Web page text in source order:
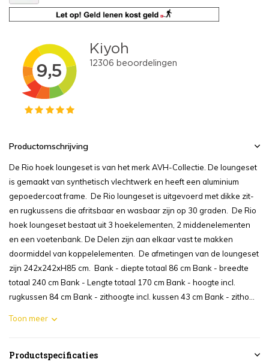
Productomschrijving
De Rio hoek loungeset is van het merk AVH-Collectie. De loungeset
is gemaakt van synthetisch vlechtwerk en heeft een aluminium
gepoedercoat frame. De Rio loungeset is uitgevoerd met dikke zit-
en rugkussens die afritsbaar en wasbaar zijn op 30 graden. De Rio
hoek loungeset bestaat uit 3 hoekelementen, 2 middenelementen
en een voetenbank. De Delen zijn aan elkaar vast te makken
doormiddel van koppelelementen. De afmetingen van de loungeset
zijn 242x242xH85 cm. Bank - diepte totaal 86 cm Bank - breedte
totaal 240 cm Bank - Lengte totaal 170 cm Bank - hoogte incl.
rugkussen 84 cm Bank - zithoogte incl. kussen 43 cm Bank - zitho...
Toon meer
Productspecificaties